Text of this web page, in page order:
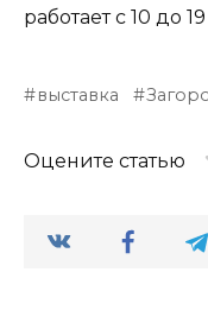
работает с 10 до
выставка
Оцените статью